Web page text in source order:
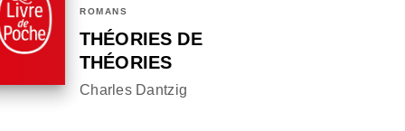
ROMANS
THÉORIES DE
THÉORIES
Charles Dantzig